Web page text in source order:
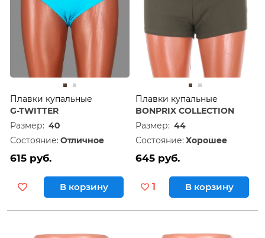
Плавки купальные
G-TWITTER
Размер: 40
Состояние: Отличное
615 руб.
В корзину
Плавки купальные
BONPRIX COLLECTION
Размер: 44
Состояние: Хорошее
645 руб.
1 В корзину